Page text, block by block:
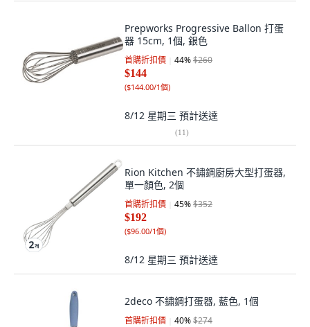
Prepworks Progressive Ballon 打蛋
器 15cm, 1個, 銀色
首購折扣價 44%$260
$144
($144.00/1個)
8/12 星期三 預計送達
(11)
Rion Kitchen 不鏽鋼廚房大型打蛋器,
單一顏色, 2個
首購折扣價 45%$352
$192
($96.00/1個)
8/12 星期三 預計送達
2deco 不鏽鋼打蛋器, 藍色, 1個
首購折扣價 40%$274